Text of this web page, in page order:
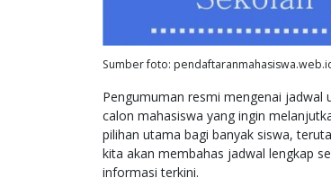
Sumber foto:
Pengumuman resmi mengenai jadwal
calon mahasiswa yang ingin
pilihan utama bagi banyak siswa,
kita akan membahas jadwal lengkap
informasi terkini.